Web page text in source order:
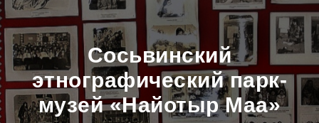
Сосьвинский
этнографический парк-
музей «Найотыр Маа»